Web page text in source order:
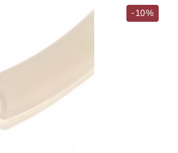
-10%